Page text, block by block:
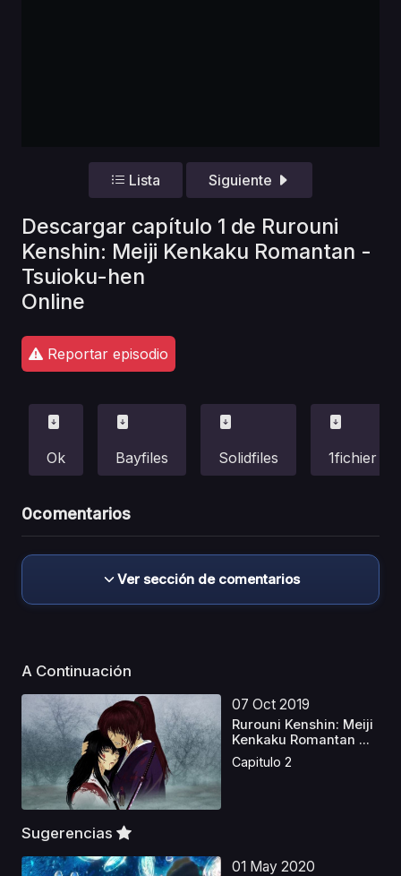
Lista Siguiente
Descargar capítulo 1 de Rurouni
Kenshin: Meiji Kenkaku Romantan -
Tsuioku-hen
Online
Reportar episodio
Ok Bayfiles Solidfiles 1fichier
0comentarios
Ver sección de comentarios
A Continuación
07 Oct 2019
Rurouni Kenshin: Meiji
Kenkaku Romantan ...
Capitulo 2
Sugerencias
01 May 2020